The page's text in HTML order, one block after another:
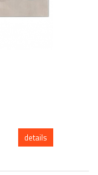
details